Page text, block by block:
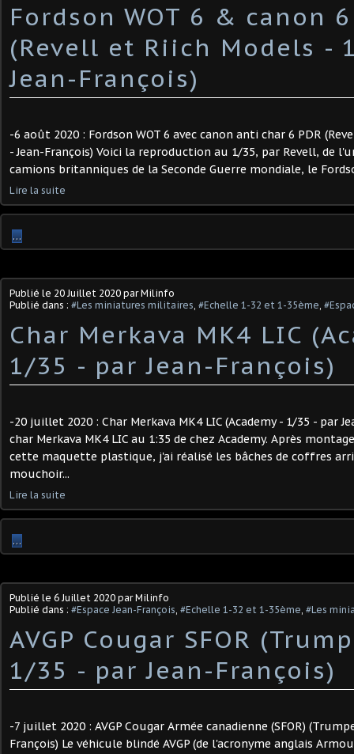
Fordson WOT 6 & canon 6
(Revell et Riich Models -
Jean-François)
-6 août 2020 : Fordson WOT 6 avec canon anti char 6 PDR
- Jean-François) Voici la reproduction au 1/35, par Revell, de
camions britanniques de la Seconde Guerre mondiale, le
Lire la suite
…
Publié le 20 Juillet 2020 par Milinfo
Publié dans : #Les miniatures militaires, #Echelle 1-32 et 1-35ème,
Char Merkava MK4 LIC
1/35 - par Jean-François)
-20 juillet 2020 : Char Merkava MK4 LIC (Academy - 1/35 - par
char Merkava MK4 LIC au 1:35 de chez Academy. Après
cette maquette plastique, j'ai réalisé les bâches de coffres
mouchoir...
Lire la suite
…
Publié le 6 Juillet 2020 par Milinfo
Publié dans : #Espace Jean-François, #Echelle 1-32 et 1-35ème, #Les
AVGP Cougar SFOR
1/35 - par Jean-François)
-7 juillet 2020 : AVGP Cougar Armée canadienne (SFOR)
François) Le véhicule blindé AVGP (de l'acronyme anglais